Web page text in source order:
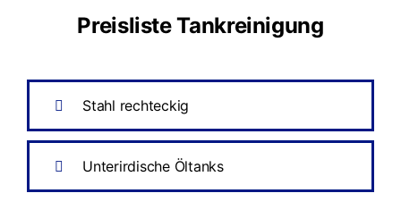
Preisliste Tankreinigung
Stahl rechteckig
Unterirdische Öltanks